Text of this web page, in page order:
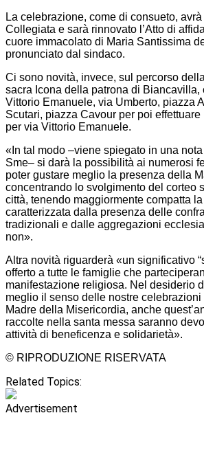
La celebrazione, come di consueto,
Collegiata e sarà rinnovato l’Atto di
cuore immacolato di Maria Santissima
pronunciato dal sindaco.
Ci sono novità, invece, sul percorso
sacra Icona della patrona di Biancavilla,
Vittorio Emanuele, via Umberto, piazza
Scutari, piazza Cavour per poi
per via Vittorio Emanuele.
«In tal modo –viene spiegato in una
Sme– si darà la possibilità ai numerosi
poter gustare meglio la presenza della
concentrando lo svolgimento del corteo
città, tenendo maggiormente compatta
caratterizzata dalla presenza delle
tradizionali e dalle aggregazioni
non».
Altra novità riguarderà «un significativo
offerto a tutte le famiglie che
manifestazione religiosa. Nel desiderio
meglio il senso delle nostre
Madre della Misericordia, anche
raccolte nella santa messa saranno
attività di beneficenza e solidarietà».
© RIPRODUZIONE RISERVATA
Related Topics:
Advertisement